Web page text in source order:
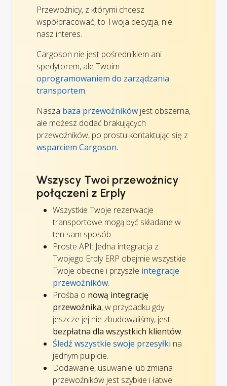
Przewoźnicy, z którymi chcesz
współpracować, to Twoja decyzja, nie
nasz interes.
Cargoson nie jest pośrednikiem ani
spedytorem, ale Twoim
oprogramowaniem do zarządzania
transportem.
Nasza baza przewoźników jest obszerna,
ale możesz dodać brakujących
przewoźników, po prostu kontaktując się z
wsparciem Cargoson.
Wszyscy Twoi przewoźnicy
połączeni z Erply
Wszystkie Twoje rezerwacje
transportowe mogą być składane w
ten sam sposób.
Proste API: Jedna integracja z
Twojego Erply ERP obejmie wszystkie
Twoje obecne i przyszłe integracje
przewoźników.
Prośba o nową integrację
przewoźnika, w przypadku gdy
jeszcze jej nie zbudowaliśmy, jest
bezpłatna dla wszystkich klientów.
Śledź wszystkie swoje przesyłki na
jednym pulpicie.
Dodawanie, usuwanie lub zmiana
przewoźników jest szybkie i łatwe.